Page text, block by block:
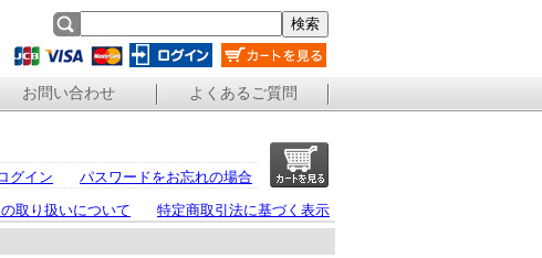
お問い合わせ よくあるご質問
グイン
パスワードをお忘れの場合
取り扱いについて 特定商取引法に基づく表示